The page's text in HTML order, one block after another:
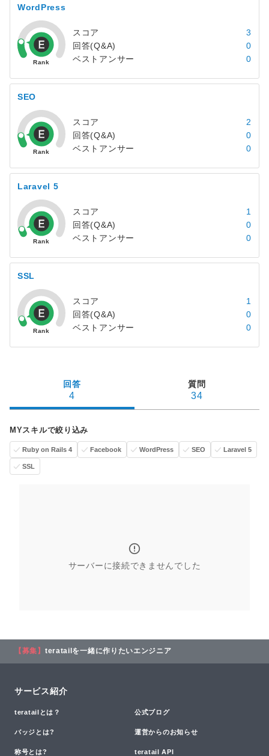
WordPress
スコア
3
回答(Q&A)
0
ベストアンサー
0
SEO
スコア
2
回答(Q&A)
0
ベストアンサー
0
Laravel 5
スコア
1
回答(Q&A)
0
ベストアンサー
0
SSL
スコア
1
回答(Q&A)
0
ベストアンサー
0
回答
4
質問
34
MYスキルで絞り込み
Ruby on Rails 4 Facebook WordPress SEO Laravel 5
SSL
サーバーに接続できませんでした
【募集】 teratailを一緒に作りたいエンジニア
サービス紹介
teratailとは？ 公式ブログ
バッジとは? 運営からのお知らせ
称号とは? teratail API